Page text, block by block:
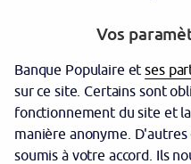
Garantie des dépôts
Vos
Banque Populaire etses
sur ce site. Certains sont
fonctionnement du site et
manière anonyme.
soumis à votre accord. Ils